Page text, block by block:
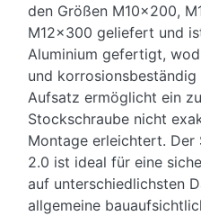
den Größen M10x200,
M12x300 geliefert und
Aluminium gefertigt,
und
Aufsatz ermöglicht ein
Stockschraube nicht
Montage erleichtert. Der
2.0 ist ideal für eine
auf unterschiedlichsten
allgemeine